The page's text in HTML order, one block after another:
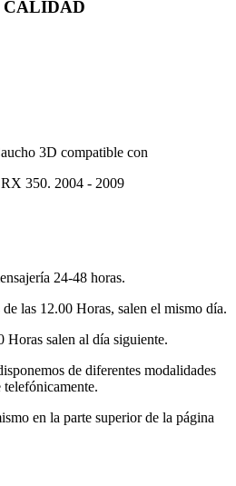
CALIDAD
3D compatible con
350. 2004 - 2009
24-48 horas.
las 12.00 Horas, salen el mismo día.
Horas salen al día siguiente.
de diferentes modalidades
en la parte superior de la página